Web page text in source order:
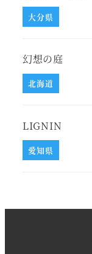
大分県
幻想の庭
北海道
LIGNIN
愛知県